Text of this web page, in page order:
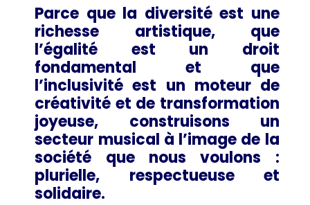
Parce que la diversité est une
richesse artistique, que
l’égalité est un droit
fondamental et que
l’inclusivité est un moteur de
créativité et de transformation
joyeuse, construisons un
secteur musical à l’image de la
société que nous voulons :
plurielle, respectueuse et
solidaire.